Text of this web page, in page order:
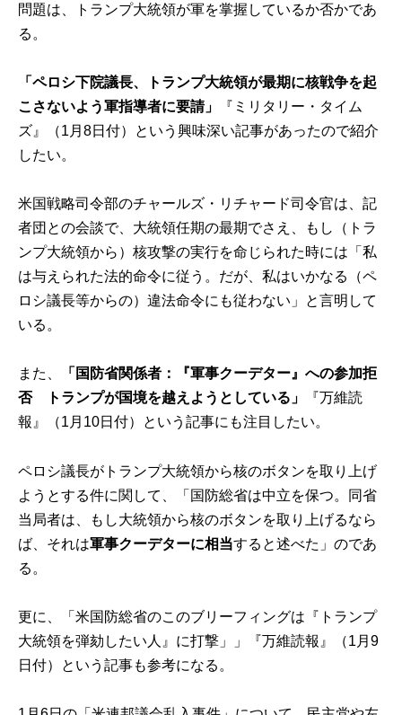
問題は、トランプ大統領が軍を掌握しているか否かであ
る。
「ペロシ下院議長、トランプ大統領が最期に核戦争を起
こさないよう軍指導者に要請」
『ミリタリー・タイム
ズ』（1月8日付）という興味深い記事があったので紹介
したい。
米国戦略司令部のチャールズ・リチャード司令官は、記
者団との会談で、大統領任期の最期でさえ、もし（トラ
ンプ大統領から）核攻撃の実行を命じられた時には「私
は与えられた法的命令に従う。だが、私はいかなる（ペ
ロシ議長等からの）違法命令にも従わない」と言明して
いる。
また、
「国防省関係者：『軍事クーデター』への参加拒
否 トランプが国境を越えようとしている」
『万維読
報』（1月10日付）という記事にも注目したい。
ペロシ議長がトランプ大統領から核のボタンを取り上げ
ようとする件に関して、「国防総省は中立を保つ。同省
当局者は、もし大統領から核のボタンを取り上げるなら
ば、それは軍事クーデターに相当すると述べた」のであ
る。
更に、「米国防総省のこのブリーフィングは『トランプ
大統領を弾劾したい人』に打撃」」『万維読報』（1月9
日付）という記事も参考になる。